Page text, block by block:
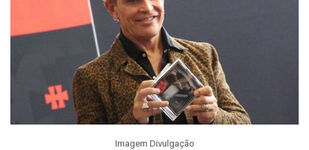
Imagem Divulgação